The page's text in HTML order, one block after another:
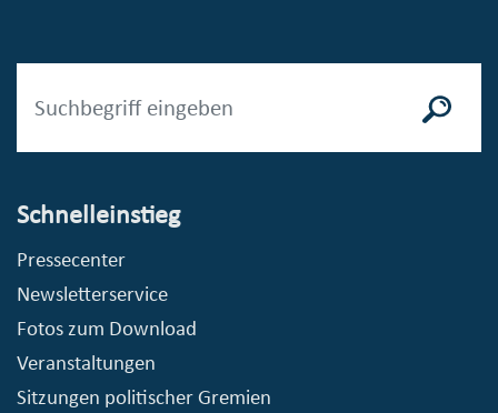
Schnelleinstieg
Pressecenter
Newsletterservice
Fotos zum Download
Veranstaltungen
Sitzungen politischer Gremien